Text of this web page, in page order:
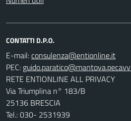
CONTATTI D.P.O.
E-mail:
PEC:
RETE ENTIONLINE ALL PRIVACY
Via Triumplina n° 183/B
25136 BRESCIA
Tel.: 030- 2531939